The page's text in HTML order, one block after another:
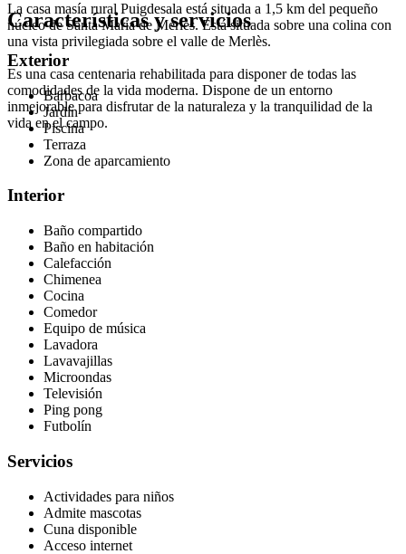
La casa masía rural Puigdesala está situada a 1,5 km del pequeño
núcleo de Santa Maria de Merlès. Está situada sobre una colina con
una vista privilegiada sobre el valle de Merlès.
Es una casa centenaria rehabilitada para disponer de todas las
comodidades de la vida moderna. Dispone de un entorno
inmejorable para disfrutar de la naturaleza y la tranquilidad de la
vida en el campo.
Características y servicios
Exterior
Barbacoa
Jardín
Piscina
Terraza
Zona de aparcamiento
Interior
Baño compartido
Baño en habitación
Calefacción
Chimenea
Cocina
Comedor
Equipo de música
Lavadora
Lavavajillas
Microondas
Televisión
Ping pong
Futbolín
Servicios
Actividades para niños
Admite mascotas
Cuna disponible
Acceso internet